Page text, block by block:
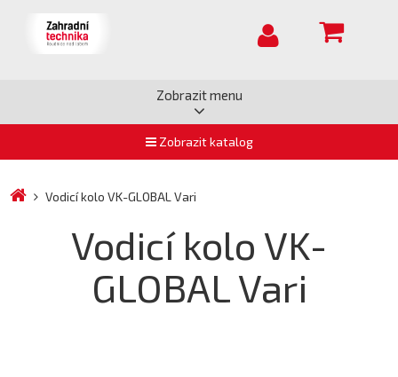
Zobrazit menu
Zobrazit katalog
Vodicí kolo VK-GLOBAL Vari
Vodicí kolo VK-
GLOBAL Vari